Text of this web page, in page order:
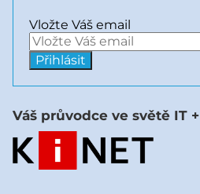
Vložte Váš email
Váš průvodce ve světě IT +